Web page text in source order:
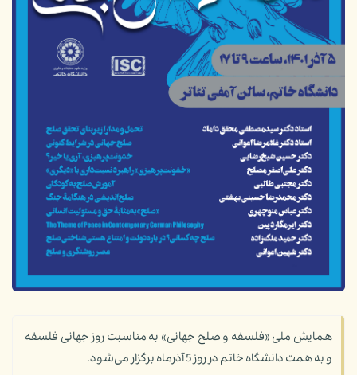
همایش ملی «فلسفه و صلح جهانی» به مناسبت روز جهانی فلسفه
و به همت دانشگاه خاتم در روز 5 آذرماه برگزار می‌شود.